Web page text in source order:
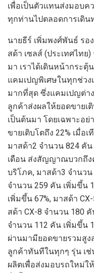
เพื่อเป็นตัวแทนส่งมอบ
ทุกท่านไปตลอดการเดิน
นายธีร์ เพิ่มพงศ์พันธ์ รอ
สด้า เซลส์ (ประเทศไทย)
มา เราได้เดนหน้ากระตุ้
แคมเปญพิเศษในทุกช่วง
มากที่สุด ซึ่งแคมเปญต่า
ลูกค้าส่งผลให้ยอดขายเ
เป็นต้นมา โดยเฉพาะอย่
ขายเติบโตถึง 22% เมื่อเ
มาสด้า2 จำนวน 824 คัน
เดือน ส่งสัญญาณบวกถึง
บริโภค, มาสด้า3 จำนวน
จำนวน 259 คัน เพิ่มขึ้น
เพิ่มขึ้น 67%, มาสด้า
สด้า CX-8 จำนวน 180 คั
จำนวน 112 คัน เพิ่มขึ้น
ผ่านมามียอดขายรวมสูง
ลูกค้าทันทีในทุกๆ รุ่น เ
ผลิตเพื่อส่งมอบรถใหม่ใ